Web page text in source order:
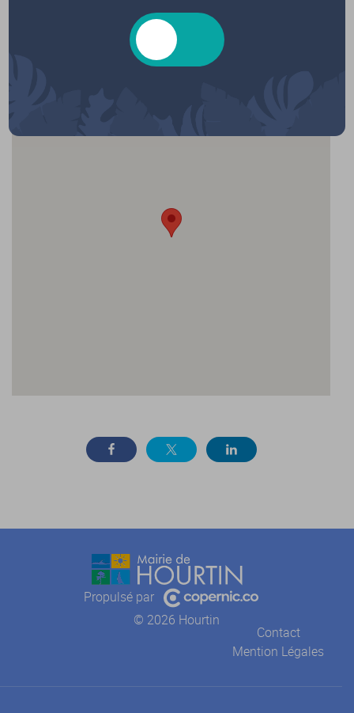
Salle des Fêtes, Rue de Lachanau, Hourtin,
Propulsé par
© 2026 Hourtin
Contact
Mention Légales